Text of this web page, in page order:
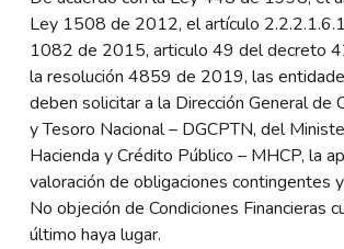
Ley 1508 de 2012, el artículo
1082 de 2015, articulo 49 del decreto
la resolución 4859 de 2019, las
deben solicitar a la Dirección General de
y Tesoro Nacional – DGCPTN, del
Hacienda y Crédito Público – MHCP, la
valoración de obligaciones contingentes
No objeción de Condiciones Financieras
último haya lugar.